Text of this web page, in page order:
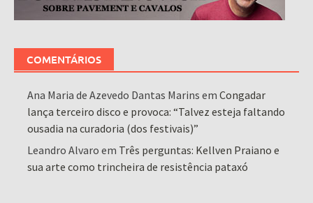
COMENTÁRIOS
Ana Maria de Azevedo Dantas Marins emCongadar
lança terceiro disco e provoca: “Talvez esteja faltando
ousadia na curadoria (dos festivais)”
Leandro Alvaro em Três perguntas: Kellven Praiano e
sua arte como trincheira de resistência pataxó